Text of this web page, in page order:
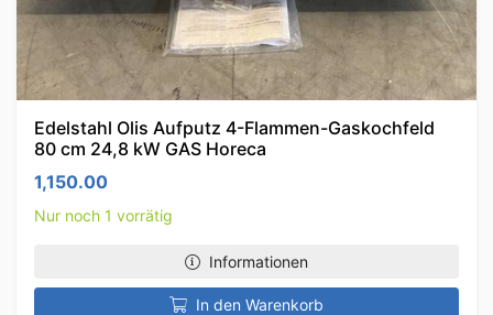
Edelstahl Olis Aufputz 4-Flammen-Gaskochfeld
80 cm 24,8 kW GAS Horeca
1,150.00
Nur noch 1 vorrätig
Informationen
In den Warenkorb